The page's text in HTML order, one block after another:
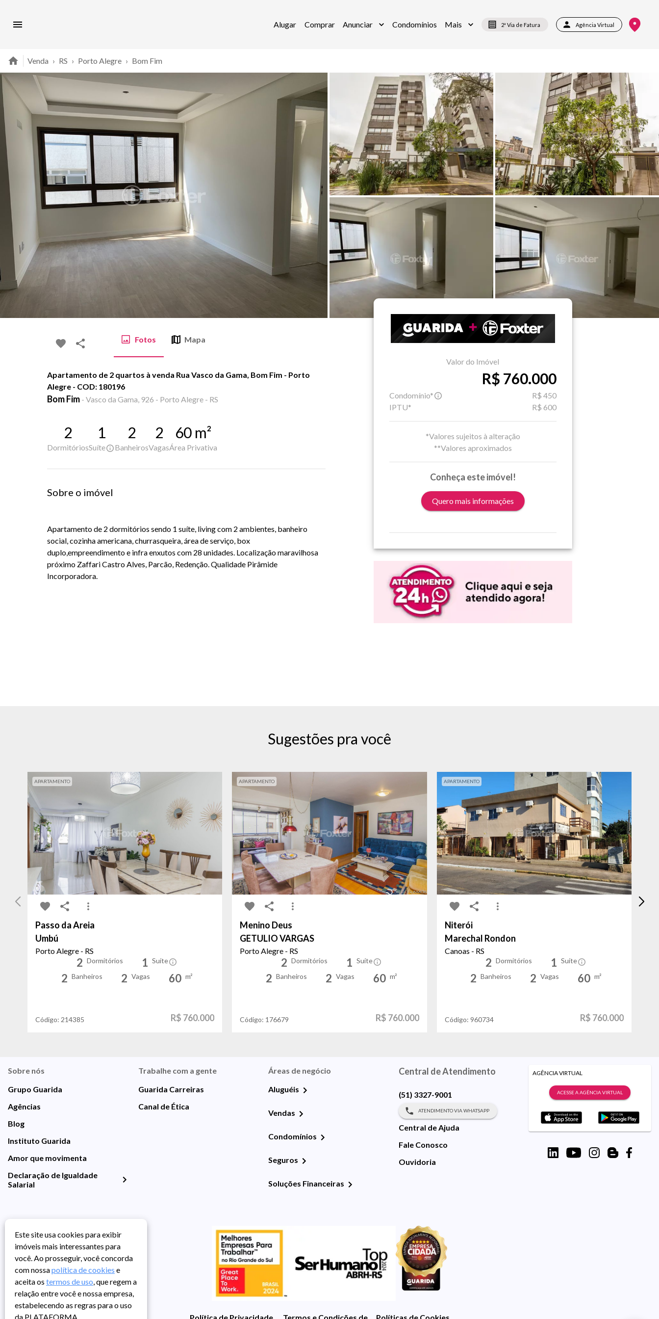
Alugar Comprar Anunciar Condomínios Mais 2ª Via de Fatura Agência Virtual
Venda › RS › Porto Alegre › Bom Fim
Fotos Mapa
Apartamento de 2 quartos à venda Rua Vasco da Gama, Bom Fim - Porto
Alegre - COD: 180196
Bom Fim - Vasco da Gama, 926 - Porto Alegre - RS
2
Dormitórios
1
Suíte
2
Banheiros
2
Vagas
60 m²
Área Privativa
Sobre o imóvel
Apartamento de 2 dormitórios sendo 1 suíte, living com 2 ambientes, banheiro
social, cozinha americana, churrasqueira, área de serviço, box
duplo,empreendimento e infra enxutos com 28 unidades. Localização maravilhosa
próximo Zaffari Castro Alves, Parcão, Redenção. Qualidade Pirâmide
Incorporadora.
Valor do Imóvel
R$ 760.000
Condomínio*
R$ 450
IPTU*
R$ 600
*Valores sujeitos à alteração
**Valores aproximados
Conheça este imóvel!
Quero mais informações
Sugestões pra você
APARTAMENTO
Passo da Areia
Umbú
Porto Alegre - RS
2 Dormitórios 1 Suíte
2 Banheiros 2 Vagas 60 m²
Código: 214385 R$ 760.000
APARTAMENTO
Menino Deus
GETULIO VARGAS
Porto Alegre - RS
2 Dormitórios 1 Suíte
2 Banheiros 2 Vagas 60 m²
Código: 176679 R$ 760.000
APARTAMENTO
Niterói
Marechal Rondon
Canoas - RS
2 Dormitórios 1 Suíte
2 Banheiros 2 Vagas 60 m²
Código: 960734 R$ 760.000
Sobre nós
Grupo Guarida
Agências
Blog
Instituto Guarida
Amor que movimenta
Declaração de Igualdade
Salarial
Trabalhe com a gente
Guarida Carreiras
Canal de Ética
Áreas de negócio
Aluguéis
Vendas
Condomínios
Seguros
Soluções Financeiras
Central de Atendimento
(51) 3327-9001
ATENDIMENTO VIA WHATSAPP
Central de Ajuda
Fale Conosco
Ouvidoria
AGÊNCIA VIRTUAL
ACESSE A AGÊNCIA VIRTUAL
Política de Privacidade Termos e Condições de UsoPolíticas de Cookies
Este site usa cookies para exibir
imóveis mais interessantes para
você. Ao prosseguir, você concorda
com nossapolítica de cookies e
aceita os termos de uso, que regem a
relação entre você e nossa empresa,
estabelecendo as regras para o uso
da PLATAFORMA.